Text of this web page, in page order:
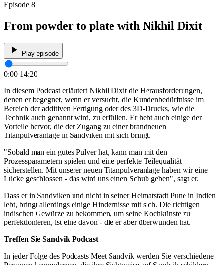
Episode 8
From powder to plate with Nikhil Dixit
Play episode
0:00 14:20
In diesem Podcast erläutert Nikhil Dixit die Herausforderungen,
denen er begegnet, wenn er versucht, die Kundenbedürfnisse im
Bereich der additiven Fertigung oder des 3D-Drucks, wie die
Technik auch genannt wird, zu erfüllen. Er hebt auch einige der
Vorteile hervor, die der Zugang zu einer brandneuen
Titanpulveranlage in Sandviken mit sich bringt.
"Sobald man ein gutes Pulver hat, kann man mit den
Prozessparametern spielen und eine perfekte Teilequalität
sicherstellen. Mit unserer neuen Titanpulveranlage haben wir eine
Lücke geschlossen - das wird uns einen Schub geben", sagt er.
Dass er in Sandviken und nicht in seiner Heimatstadt Pune in Indien
lebt, bringt allerdings einige Hindernisse mit sich. Die richtigen
indischen Gewürze zu bekommen, um seine Kochkünste zu
perfektionieren, ist eine davon - die er aber überwunden hat.
Treffen Sie Sandvik Podcast
In jeder Folge des Podcasts Meet Sandvik werden Sie verschiedene